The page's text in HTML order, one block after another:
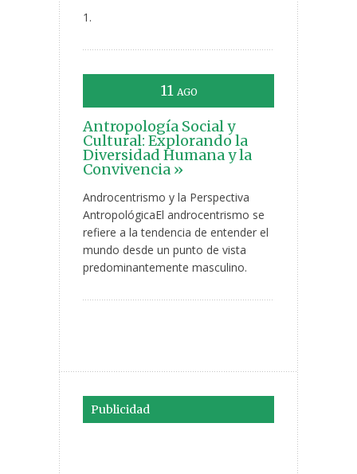
1.
11 AGO
Antropología Social y
Cultural: Explorando la
Diversidad Humana y la
Convivencia »
Androcentrismo y la Perspectiva
AntropológicaEl androcentrismo se
refiere a la tendencia de entender el
mundo desde un punto de vista
predominantemente masculino.
Publicidad